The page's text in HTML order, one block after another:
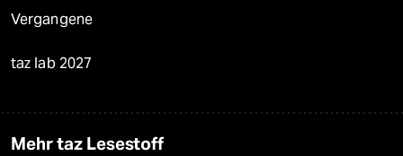
Vergangene
taz lab 2027
Mehr taz Lesestoff